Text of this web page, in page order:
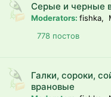
Серые и черные
Moderators: fishka,
778 постов
Галки, сороки,
врановые